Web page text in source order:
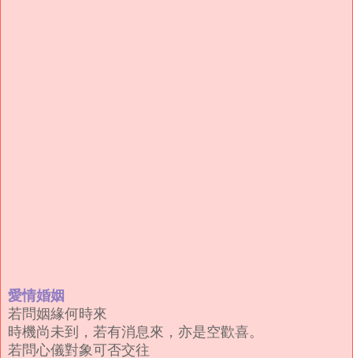
愛情婚姻
若問姻緣何時來
時機尚未到，若有消息來，亦是空歡喜。
若問心儀對象可否交往